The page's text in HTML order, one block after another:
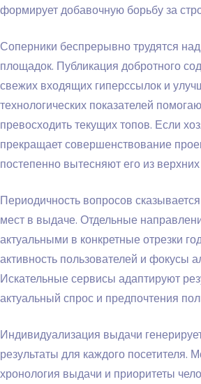
формирует добавочную борьбу за
Соперники беспрерывно трудятся
площадок. Публикация добротного
свежих входящих гиперссылок и
технологических показателей
превосходить текущих топов. Если
прекращает совершенствование
постепенно вытесняют его из
Периодичность вопросов
мест в выдаче. Отдельные
актуальными в конкретные отрезки
активность пользователей и фокусы
Искательные сервисы адаптируют
актуальный спрос и предпочтения
Индивидуализация выдачи
результаты для каждого посетителя.
хронология выдачи и приоритеты